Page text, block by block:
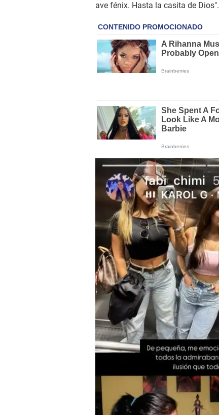
ave fénix. Hasta la casita de Dios".